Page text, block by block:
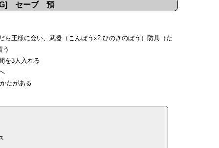
セーブ 預
ら王様に会い、武器（こんぼうx2 ひのきのぼう）防具（た
う
を3人入れる
たがある